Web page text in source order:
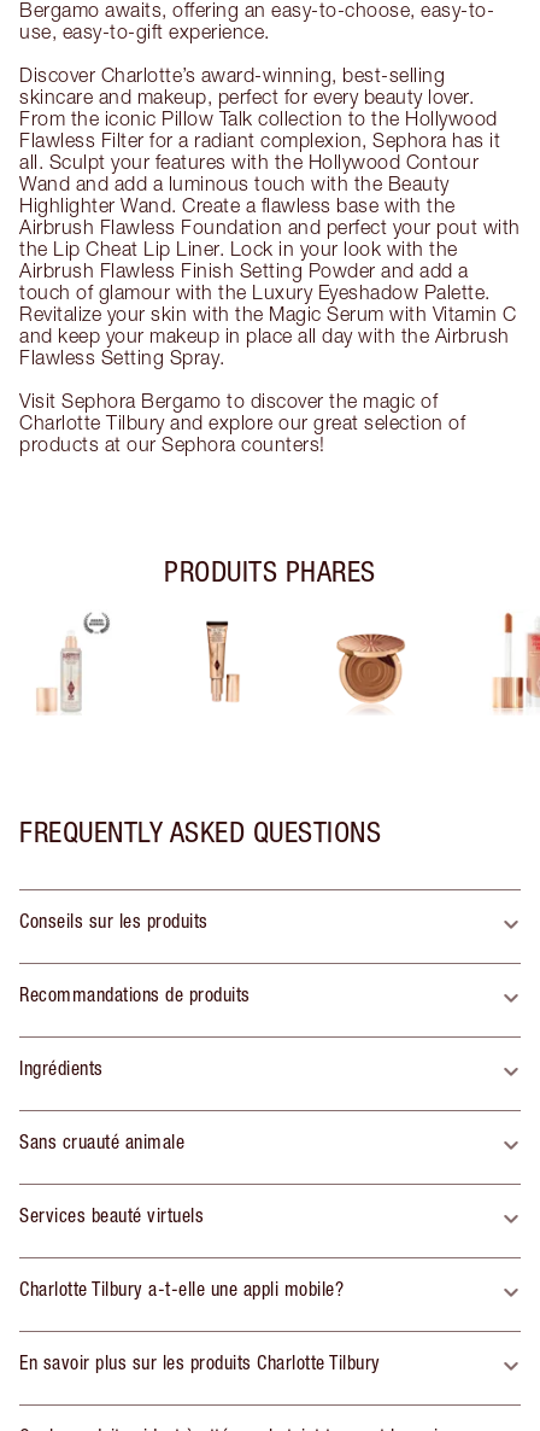
Bergamo awaits, offering an easy-to-choose, easy-to-
use, easy-to-gift experience.
Discover Charlotte’s award-winning, best-selling
skincare and makeup, perfect for every beauty lover.
From the iconic Pillow Talk collection to the Hollywood
Flawless Filter for a radiant complexion, Sephora has it
all. Sculpt your features with the Hollywood Contour
Wand and add a luminous touch with the Beauty
Highlighter Wand. Create a flawless base with the
Airbrush Flawless Foundation and perfect your pout with
the Lip Cheat Lip Liner. Lock in your look with the
Airbrush Flawless Finish Setting Powder and add a
touch of glamour with the Luxury Eyeshadow Palette.
Revitalize your skin with the Magic Serum with Vitamin C
and keep your makeup in place all day with the Airbrush
Flawless Setting Spray.
Visit Sephora Bergamo to discover the magic of
Charlotte Tilbury and explore our great selection of
products at our Sephora counters!
PRODUITS PHARES
FREQUENTLY ASKED QUESTIONS
Conseils sur les produits
Recommandations de produits
Ingrédients
Sans cruauté animale
Services beauté virtuels
Charlotte Tilbury a-t-elle une appli mobile?
En savoir plus sur les produits Charlotte Tilbury